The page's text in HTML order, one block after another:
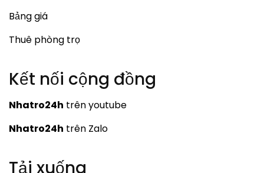
Bảng giá
Thuê phòng trọ
Kết nối cộng đồng
Nhatro24h trên youtube
Nhatro24h trên Zalo
Tải xuống